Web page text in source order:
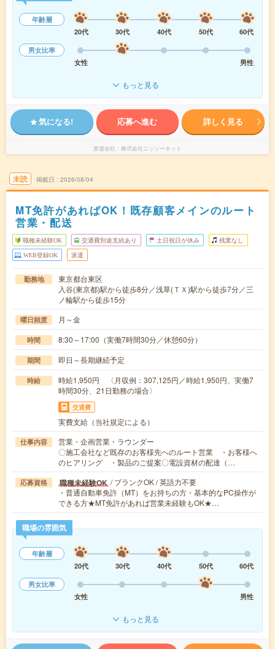
年齢層
20代
30代 40代 50代
60代
男女比率
女性
男性
もっと見る
気になる! 応募へ進む 詳しく見る
派遣会社 株式会社ニッソーネット
未読 掲載日 2026/08/04
MT免許があればOK！既存顧客メインのルート
営業・配送
職種未経験OK 交通費別途支給あり 土日祝日が休み 残業なし
WEB登録OK 派遣
勤務地
東京都台東区
入谷(東京都)駅から徒歩8分／浅草(ＴＸ)駅から徒歩7分／三
ノ輪駅から徒歩15分
曜日頻度 月～金
時間 8:30～17:00（実働7時間30分／休憩60分）
期間 即日～長期継続予定
時給
時給1,950円 〈月収例：307,125円／時給1,950円、実働7
時間30分、21日勤務の場合〉
交通費
実費支給（当社規定による）
仕事内容
営業・企画営業・ラウンダー
〇施工会社など既存のお客様先へのルート営業 ・お客様へ
のヒアリング ・製品のご提案〇電設資材の配達（…
応募資格 職種未経験OK / ブランクOK / 英語力不要
・普通自動車免許（MT）をお持ちの方・基本的なPC操作が
できる方★MT免許があれば営業未経験もOK★…
職場の雰囲気
年齢層
20代
30代 40代 50代
60代
男女比率
女性
男性
もっと見る